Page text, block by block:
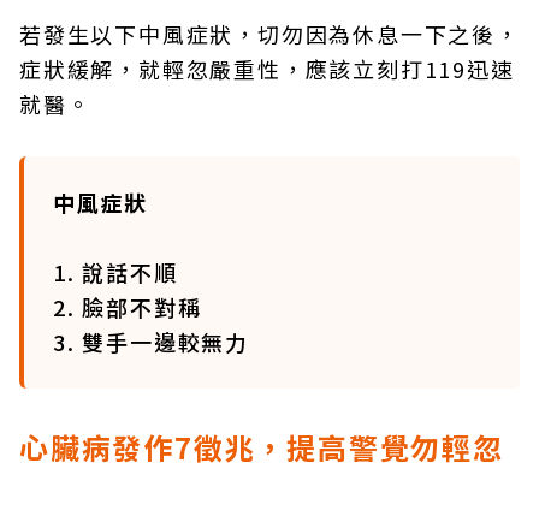
若發生以下中風症狀，切勿因為休息一下之後，
症狀緩解，就輕忽嚴重性，應該立刻打119迅速
就醫。
中風症狀
1. 說話不順
2. 臉部不對稱
3. 雙手一邊較無力
心臟病發作7徵兆，提高警覺勿輕忽